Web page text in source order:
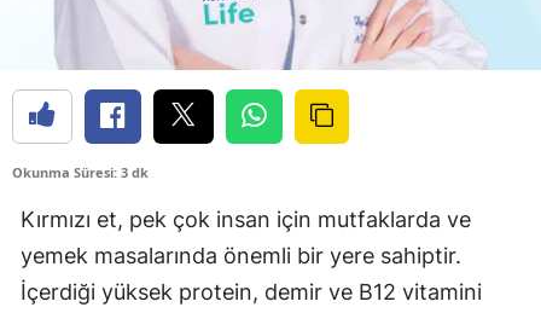
Okunma Süresi: 3 dk
Kırmızı et, pek çok insan için mutfaklarda ve
yemek masalarında önemli bir yere sahiptir.
İçerdiği yüksek protein, demir ve B12 vitamini